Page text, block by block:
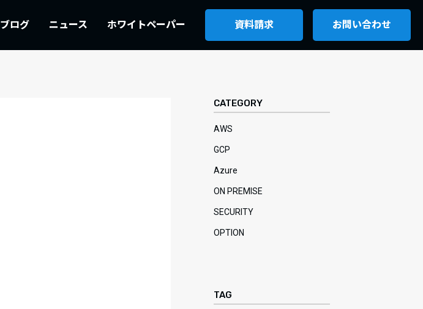
ブログ ニュース ホワイトペーパー 資料請求 お問い合わせ
CATEGORY
AWS
GCP
Azure
ON PREMISE
SECURITY
OPTION
TAG